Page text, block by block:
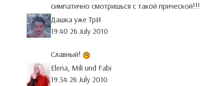
симпатично смотришься с такой прической!!!
Дашка уже ТрИ
19:40 26 July 2010
Славный!
Elena, Mili und Fabi
19:34 26 July 2010